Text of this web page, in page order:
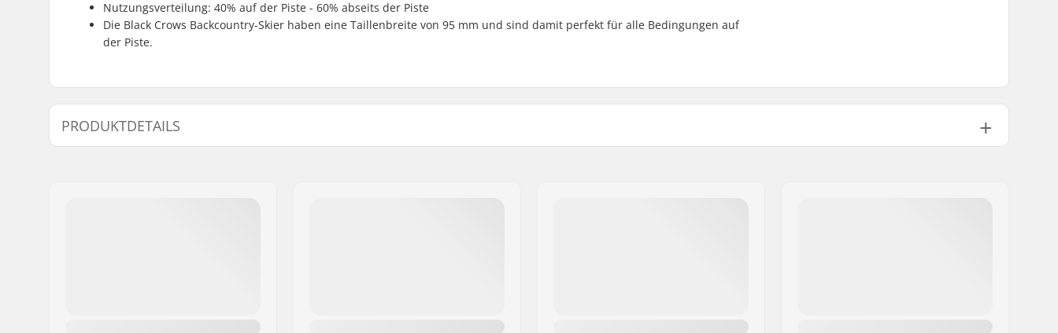
Nutzungsverteilung: 40% auf der Piste - 60% abseits der Piste
Die Black Crows Backcountry-Skier haben eine Taillenbreite von 95 mm und sind damit perfekt für alle Bedingungen auf
der Piste.
PRODUKTDETAILS